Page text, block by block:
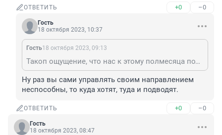
ОТВЕТИТЬ +0 –0
Гость
18 октября 2023, 10:37
Гость18 октября 2023, 09:13
Такоп ощущение, что нас к этому полмесяца подводят все больше и больше.
Ну раз вы сами управлять своим направлением
неспособны, то куда хотят, туда и подводят.
ОТВЕТИТЬ +0 –0
Гость
18 октября 2023, 08:47